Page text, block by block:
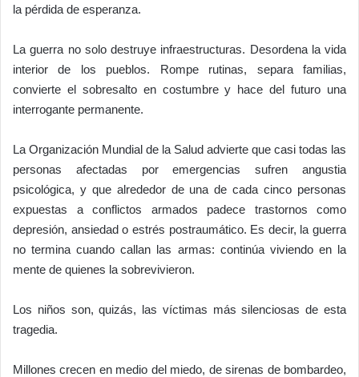
la pérdida de esperanza.
La guerra no solo destruye infraestructuras. Desordena la vida
interior de los pueblos. Rompe rutinas, separa familias,
convierte el sobresalto en costumbre y hace del futuro una
interrogante permanente.
La Organización Mundial de la Salud advierte que casi todas las
personas afectadas por emergencias sufren angustia
psicológica, y que alrededor de una de cada cinco personas
expuestas a conflictos armados padece trastornos como
depresión, ansiedad o estrés postraumático. Es decir, la guerra
no termina cuando callan las armas: continúa viviendo en la
mente de quienes la sobrevivieron.
Los niños son, quizás, las víctimas más silenciosas de esta
tragedia.
Millones crecen en medio del miedo, de sirenas de bombardeo,